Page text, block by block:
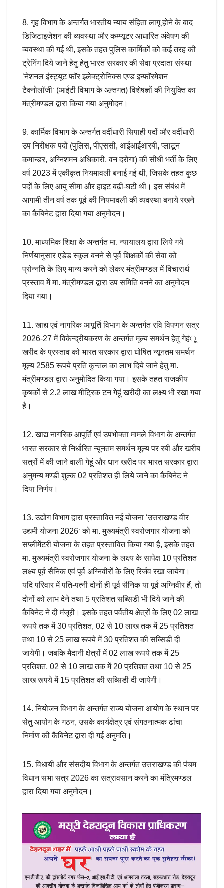
8. गृह विभाग के अन्तर्गत भारतीय न्याय संहिता लागू होने के बाद
डिजिटाइजेशन की व्यवस्था और कम्प्यूटर आधारित अंवेषण की
व्यवस्था की गई थी, इसके तहत पुलिस कार्मिकों को कई तरह की
ट्रेनिंग दिये जाने हेतु हेतु भारत सरकार की सेवा प्रदाता संस्था
‘नेशनल इंस्ट्यूट फाॅर इलेक्ट्रोनिक्स एण्ड इन्फाॅरमेशन
टैक्नोलाॅजी‘ (आईटी विभाग के अन्र्तगत) विशेषज्ञों की नियुक्ति का
मंत्रीमण्डल द्वारा किया गया अनुमोदन।
9. कार्मिक विभाग के अन्तर्गत वर्दीधारी सिपाही पदों और वर्दीधारी
उप निरीक्षक पदों (पुलिस, पीएससी, आईआईआरबी, प्लाटून
कमान्डर, अग्निशमन अधिकारी, वन दरोगा) की सीधी भर्ती के लिए
वर्ष 2023 में एकीकृत नियमावली बनाई गई थी, जिसके तहत कुछ
पदों के लिए आयु सीमा और हाइट बढ़ी-घटी थी। इस संबंध में
आगामी तीन वर्ष तक पूर्व की नियमावली की व्यवस्था बनाये रखने
का कैबिनेट द्वारा दिया गया अनुमोदन।
10. माध्यमिक शिक्षा के अन्तर्गत मा. न्यायालय द्वारा लिये गये
निर्णयानुसार एडेड स्कूल बनने से पूर्व शिक्षकों की सेवा को
प्रोन्नति के लिए मान्य करने को लेकर मंत्रीमण्डल में विचारार्थ
प्रस्ताव में मा. मंत्रीमण्डल द्वारा उप समिति बनने का अनुमोदन
दिया गया।
11. खाद्य एवं नागरिक आपूर्ति विभाग के अन्तर्गत रवि विपणन सत्र
2026-27 में विकेन्द्रीयकरण के अन्तर्गत मूल्य समर्थन हेतु गेहंू
खरीद के प्रस्ताव को भारत सरकार द्वारा घोषित न्यूनतम समर्थन
मूल्य 2585 रूपये प्रति कुन्तल का लाभ दिये जाने हेतु मा.
मंत्रीमण्डल द्वारा अनुमोदित किया गया। इसके तहत राजकीय
कृषकों से 2.2 लाख मीट्रिक टन गेहूं खरीदी का लक्ष्य भी रखा गया
है।
12. खाद्य नागरिक आपूर्ति एवं उपभोक्ता मामले विभाग के अन्तर्गत
भारत सरकार से निर्धारित न्यूनतम समर्थन मूल्य पर रबी और खरीब
सत्रों में की जाने वाली गेहूं और धान खरीद पर भारत सरकार द्वारा
अनुमन्य मण्डी शुल्क 02 प्रतिशत ही लिये जाने का कैबिनेट ने
दिया निर्णय।
13. उद्योग विभाग द्वारा प्रस्तावित नई योजना ‘उत्तराखण्ड वीर
उद्यमी योजना 2026‘ को मा. मुख्यमंत्री स्वरोजगार योजना को
सप्लीमेंटरी योजना के तहत प्रस्तावित किया गया है, इसके तहत
मा. मुख्यमंत्री स्वरोजगार योजना के लक्ष्य के सापेक्ष 10 प्रतिशत
लक्ष्य पूर्व सैनिक एवं पूर्व अग्निवीरों के लिए रिर्जव रखा जायेगा।
यदि परिवार में पति-पत्नी दोनों ही पूर्व सैनिक या पूर्व अग्निवीर हैं, तो
दोनों को लाभ देने तथा 5 प्रतिशत सब्सिडी भी दिये जाने की
कैबिनेट ने दी मंजूरी। इसके तहत पर्वतीय क्षेत्रों के लिए 02 लाख
रूपये तक में 30 प्रतिशत, 02 से 10 लाख तक में 25 प्रतिशत
तथा 10 से 25 लाख रूपये में 30 प्रतिशत की सब्सिडी दी
जायेगी। जबकि मैदानी क्षेत्रों में 02 लाख रूपये तक में 25
प्रतिशत, 02 से 10 लाख तक में 20 प्रतिशत तथा 10 से 25
लाख रूपये में 15 प्रतिशत की सब्सिडी दी जायेगी।
14. नियोजन विभाग के अन्तर्गत राज्य योजना आयोग के स्थान पर
सेतु आयोग के गठन, उसके कार्यक्षेत्र एवं संगठनात्मक ढांचा
निर्माण की कैबिनेट द्वारा दी गई अनुमति।
15. विधायी और संसदीय विभाग के अन्तर्गत उत्तराखण्ड की पंचम
विधान सभा सत्र 2026 का सत्रावसान करने का मंत्रिमण्डल
द्वारा दिया गया अनुमोदन।